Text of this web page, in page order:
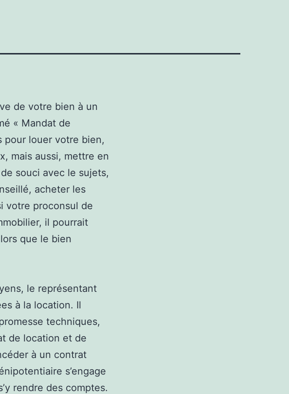
de votre bien à un
« Mandat de
pour louer votre bien,
mais aussi, mettre en
souci avec le sujets,
acheter les
votre proconsul de
il pourrait
que le bien
le représentant
à la location. Il
techniques,
de location et de
à un contrat
s’engage
rendre des comptes.